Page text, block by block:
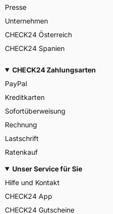
Presse
Unternehmen
CHECK24 Österreich
CHECK24 Spanien
CHECK24 Zahlungsarten
PayPal
Kreditkarten
Sofortüberweisung
Rechnung
Lastschrift
Ratenkauf
Unser Service für Sie
Hilfe und Kontakt
CHECK24 App
CHECK24 Gutscheine